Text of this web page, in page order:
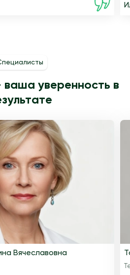
уверенность в
Вячеславовна